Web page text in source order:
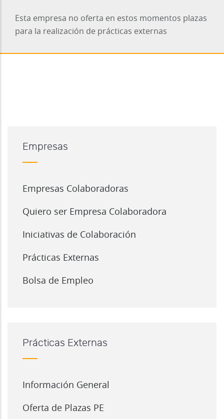
Esta empresa no oferta en estos momentos plazas
para la realización de prácticas externas
Empresas
Empresas Colaboradoras
Quiero ser Empresa Colaboradora
Iniciativas de Colaboración
Prácticas Externas
Bolsa de Empleo
Prácticas Externas
Información General
Oferta de Plazas PE